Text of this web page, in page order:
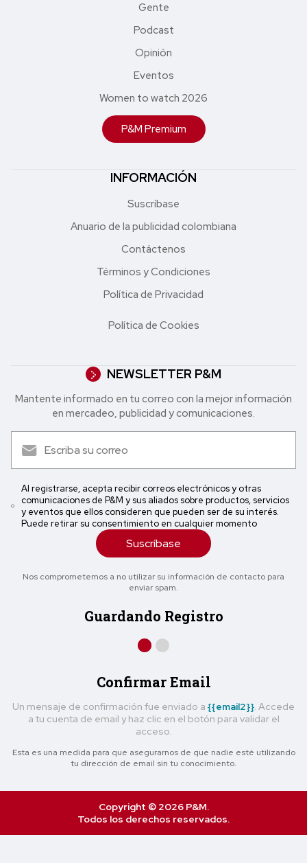
Gente
Podcast
Opinión
Eventos
Women to watch 2026
P&M Premium
INFORMACIÓN
Suscríbase
Anuario de la publicidad colombiana
Contáctenos
Términos y Condiciones
Política de Privacidad
Política de Cookies
NEWSLETTER P&M
Mantente informado en tu correo con la mejor in formación
en mercadeo, publicidad y comunicaciones.
Al registrarse, acepta recibir correos electrónicos y otras
comunicaciones de P&M y sus aliados sobre productos, servicios
y eventos que ellos consideren que pueden ser de su interés.
Puede retirar su consentimiento en cualquier momento
Suscríbase
Nos comprometemos a no utilizar su información de contacto para
enviar spam.
Guardando Registro
Confirmar Email
Un mensaje de confirmación fue enviado a {{email2}}. Accede
a tu cuenta de email y haz clic en el botón para validar el
acceso.
Esta es una medida para que asegurarnos de que nadie esté utilizando
tu dirección de email sin tu conocimiento.
Copyright © 2026 P&M.
Todos los derechos reservados.